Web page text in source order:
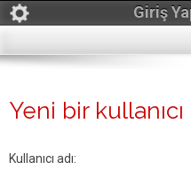
Giriş
Yeni bir kullanıcı
Kullanıcı adı: